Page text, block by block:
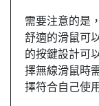
需要注意的是
舒適的滑鼠可
的按鍵設計可
擇無線滑鼠時
擇符合自己使